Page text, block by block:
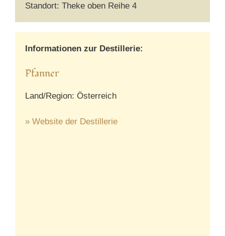
Standort: Theke oben Reihe 4
Informationen zur Destillerie:
Pfanner
Land/Region: Österreich
» Website der Destillerie